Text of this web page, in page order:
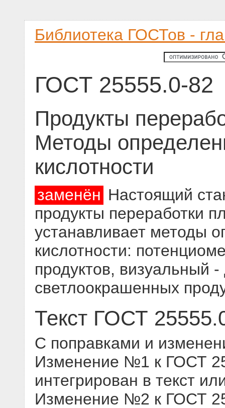
Библиотека ГОСТов -
ГОСТ 25555.0-82
Продукты
Методы
кислотности
заменён Настоящий
продукты переработки
устанавливает методы
кислотности:
продуктов, визуальный
светлоокрашенных
Текст ГОСТ
С поправками и
Изменение №1 к ГОСТ
интегрирован в текст
Изменение №2 к ГОСТ